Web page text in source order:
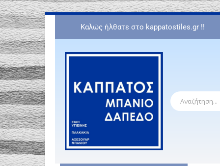
Καλώς ήλθατε στο kappatostiles.gr !!